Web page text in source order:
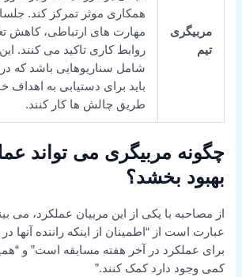
مربیگری
تیم
همکاری موثر تمرکز کند.
مهارت های ارتباطی، کاهش
روابط کاری تاکید می کنند.
شامل سناریوهایی باشد که
باید برای دستیابی به اهداف
طریق چالش ها کار کنند.
چگونه مربیگری می تواند
بهبود بخشد؟
از مصاحبه با یکی از این مربیان عملکرد، می
عبارت است از “اطمینان از اینکه راننده
برای عملکرد در آخر هفته مسابقه است” و
کمی وجود دارد کمک کنند.”